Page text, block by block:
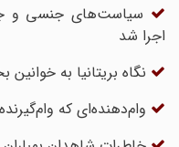
سیاست‌های جنسی و
اجرا شد
نگاه بریتانیا به خوانین
وام‌دهنده‌ای که وام‌گیرنده